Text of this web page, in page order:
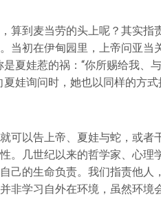
算到麦当劳的头上呢？其实指
当初在伊甸园里，上帝问亚当
夏娃惹的祸：“你所赐给我、
娃询问时，她也以同样的方
可以告上帝、夏娃与蛇，或者
。几世纪以来的哲学家、心理
己的生命负责。我们指责他人
非学习自外在环境，虽然环境